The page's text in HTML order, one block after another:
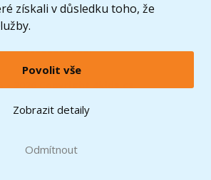
získali v důsledku toho, že
Povolit vše
Zobrazit detaily
Odmítnout
- 2026 Copyright 4kids.cz
jsou ochrannými známkami společnosti LEGO Group. ©
2024 The LEGO Group.
verzi pro desktop
při nákupu od